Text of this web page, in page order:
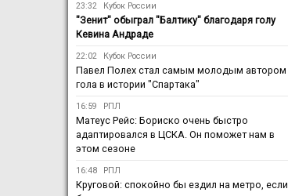
23:32 Кубок России
"Зенит" обыграл "Балтику" благодаря голу
Кевина Андраде
22:02 Кубок России
Павел Полех стал самым молодым автором
гола в истории "Спартака"
16:59 РПЛ
Матеус Рейс: Бориско очень быстро
адаптировался в ЦСКА. Он поможет нам в
этом сезоне
16:48 РПЛ
Круговой: спокойно бы ездил на метро, если